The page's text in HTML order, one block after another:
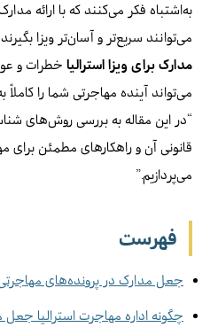
به‌اشتباه فکر می‌کنند که با ارائه
می‌توانند سریع‌تر و آسان‌تر ویزا
مدارک برای ویزا استرالیا خطرات و
می‌تواند آینده مهاجرتی شما را کاملاً
“در این مقاله به بررسی روش‌های
قانونی آن و راهکارهای مطمئن برای
می‌پردازیم.”
فهرست
جعل مدارک در پرونده‌های
چگونه اداره مهاجرت استرالیا